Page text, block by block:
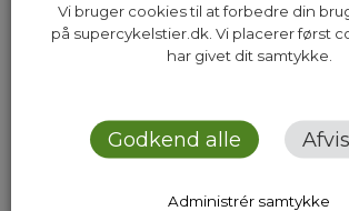
Sekretariatet for
Vi bruger cookies til at forbedre din
på supercykelstier.dk. Vi placerer først
har givet dit samtykke.
Godkend alle
Administrér samtykke